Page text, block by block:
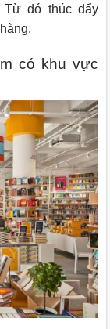
Từ đó thúc đẩy
có khu vực